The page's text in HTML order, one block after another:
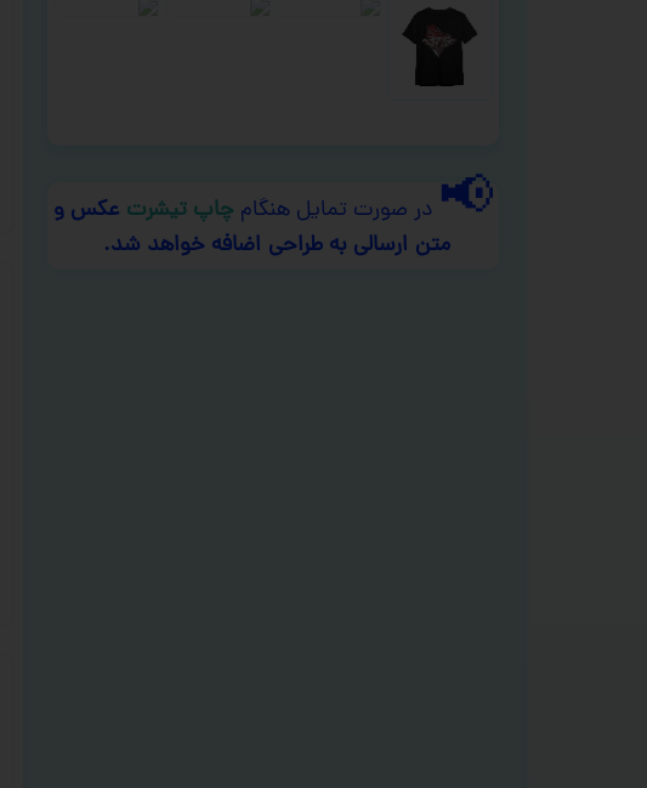
📢 در صورت تمایل هنگام چاپ تیشرت عکس و
متن ارسالی به طراحی اضافه خواهد شد.